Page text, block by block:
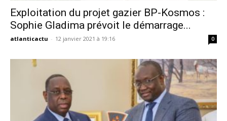
Exploitation du projet gazier BP-Kosmos :
Sophie Gladima prévoit le démarrage...
atlanticactu - 12 janvier 2021 à 19:16 0